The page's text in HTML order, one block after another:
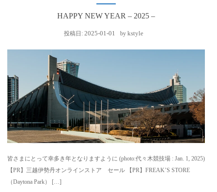
HAPPY NEW YEAR – 2025 –
投稿日: 2025-01-01 by kstyle
皆さまにとって幸多き年となりますように (photo:代々木競技場 : Jan. 1, 2025)
【PR】三越伊勢丹オンラインストア セール 【PR】FREAK’S STORE
（Daytona Park） […]